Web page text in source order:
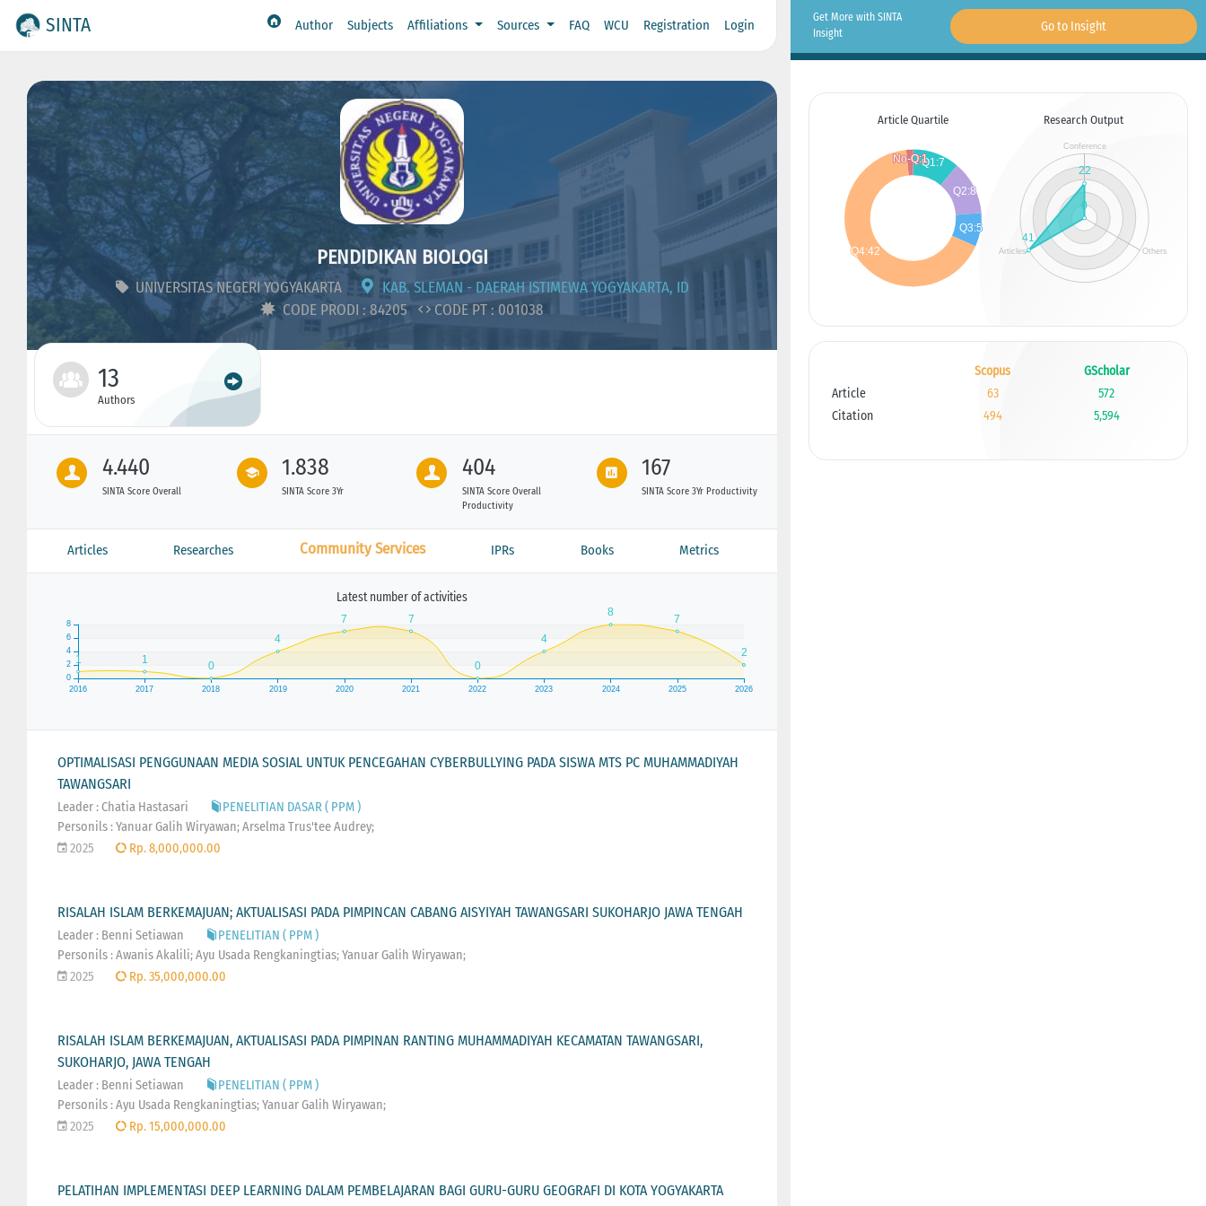
SINTA Author Subjects Affiliations Sources FAQ WCU Registration Login
PENDIDIKAN BIOLOGI
UNIVERSITAS NEGERI YOGYAKARTA
KAB. SLEMAN - DAERAH ISTIMEWA YOGYAKARTA, ID
CODE PRODI : 84205
CODE PT : 001038
13
Authors
4.440
SINTA Score Overall
1.838
SINTA Score 3Yr
404
SINTA Score Overall
Productivity
167
SINTA Score 3Yr Productivity
Articles Researches Community Services IPRs Books Metrics
Latest number of activities
OPTIMALISASI PENGGUNAAN MEDIA SOSIAL UNTUK PENCEGAHAN CYBERBULLYING PADA SISWA MTS PC MUHAMMADIYAH
TAWANGSARI
Leader : Chatia Hastasari
PENELITIAN DASAR ( PPM )
Personils : Yanuar Galih Wiryawan; Arselma Trus'tee Audrey;
2025
Rp. 8,000,000.00
RISALAH ISLAM BERKEMAJUAN; AKTUALISASI PADA PIMPINCAN CABANG AISYIYAH TAWANGSARI SUKOHARJO JAWA TENGAH
Leader : Benni Setiawan
PENELITIAN ( PPM )
Personils : Awanis Akalili; Ayu Usada Rengkaningtias; Yanuar Galih Wiryawan;
2025
Rp. 35,000,000.00
RISALAH ISLAM BERKEMAJUAN, AKTUALISASI PADA PIMPINAN RANTING MUHAMMADIYAH KECAMATAN TAWANGSARI,
SUKOHARJO, JAWA TENGAH
Leader : Benni Setiawan
PENELITIAN ( PPM )
Personils : Ayu Usada Rengkaningtias; Yanuar Galih Wiryawan;
2025
Rp. 15,000,000.00
PELATIHAN IMPLEMENTASI DEEP LEARNING DALAM PEMBELAJARAN BAGI GURU-GURU GEOGRAFI DI KOTA YOGYAKARTA
Get More with SINTA
Insight
Go to Insight
Article Quartile Research Output
Scopus
GScholar
Article
63
572
Citation
494 5,594